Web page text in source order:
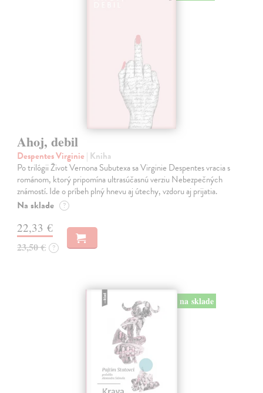
Ahoj, debil
Despentes Virginie | Kniha
Po trilógii Život Vernona Subutexa sa Virginie Despentes vracia s
románom, ktorý pripomína ultrasúčasnú verziu Nebezpečných
známostí. Ide o príbeh plný hnevu aj útechy, vzdoru aj prijatia.
Na sklade ?
22,33 €
23,50 € ?
na sklade